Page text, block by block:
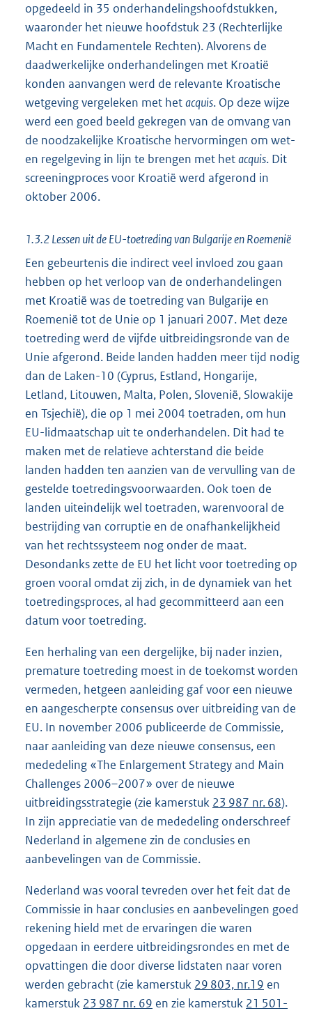
opgedeeld in 35 onderhandelingshoofdstukken,
waaronder het nieuwe hoofdstuk 23 (Rechterlijke
Macht en Fundamentele Rechten). Alvorens de
daadwerkelijke onderhandelingen met Kroatië
konden aanvangen werd de relevante Kroatische
wetgeving vergeleken met hetacquis. Op deze wijze
werd een goed beeld gekregen van de omvang van
de noodzakelijke Kroatische hervormingen om wet-
en regelgeving in lijn te brengen met hetacquis. Dit
screeningproces voor Kroatië werd afgerond in
oktober 2006.
1.3.2 Lessen uit de EU-toetreding van Bulgarije en Roemenië
Een gebeurtenis die indirect veel invloed zou gaan
hebben op het verloop van de onderhandelingen
met Kroatië was de toetreding van Bulgarije en
Roemenië tot de Unie op 1 januari 2007. Met deze
toetreding werd de vijfde uitbreidingsronde van de
Unie afgerond. Beide landen hadden meer tijd nodig
dan de Laken-10 (Cyprus, Estland, Hongarije,
Letland, Litouwen, Malta, Polen, Slovenië, Slowakije
en Tsjechië), die op 1 mei 2004 toetraden, om hun
EU-lidmaatschap uit te onderhandelen. Dit had te
maken met de relatieve achterstand die beide
landen hadden ten aanzien van de vervulling van de
gestelde toetredingsvoorwaarden. Ook toen de
landen uiteindelijk wel toetraden, warenvooral de
bestrijding van corruptie en de onafhankelijkheid
van het rechtssysteem nog onder de maat.
Desondanks zette de EU het licht voor toetreding op
groen vooral omdat zij zich, in de dynamiek van het
toetredingsproces, al had gecommitteerd aan een
datum voor toetreding.
Een herhaling van een dergelijke, bij nader inzien,
premature toetreding moest in de toekomst worden
vermeden, hetgeen aanleiding gaf voor een nieuwe
en aangescherpte consensus over uitbreiding van de
EU. In november 2006 publiceerde de Commissie,
naar aanleiding van deze nieuwe consensus, een
mededeling «The Enlargement Strategy and Main
Challenges 2006–2007» over de nieuwe
uitbreidingsstrategie (zie kamerstuk 23 987 nr. 68).
In zijn appreciatie van de mededeling onderschreef
Nederland in algemene zin de conclusies en
aanbevelingen van de Commissie.
Nederland was vooral tevreden over het feit dat de
Commissie in haar conclusies en aanbevelingen goed
rekening hield met de ervaringen die waren
opgedaan in eerdere uitbreidingsrondes en met de
opvattingen die door diverse lidstaten naar voren
werden gebracht (zie kamerstuk 29 803, nr.19 en
kamerstuk 23 987 nr. 69 en zie kamerstuk 21 501-